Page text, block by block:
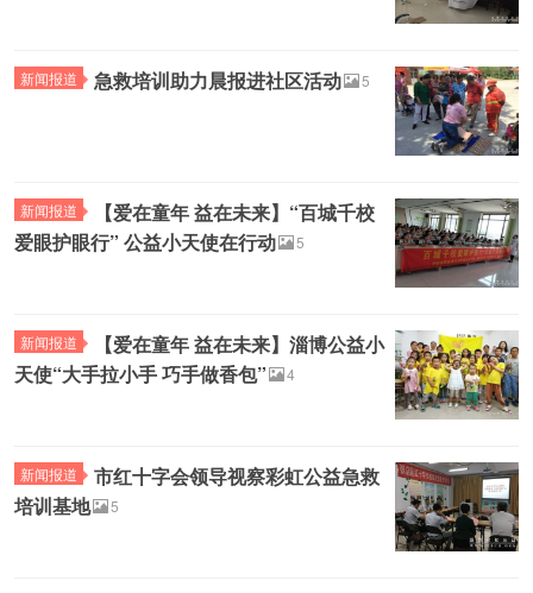
新闻报道 急救培训助力晨报进社区活动 5
新闻报道
【爱在童年 益在未来】“百城千校
爱眼护眼行” 公益小天使在行动
5
新闻报道
【爱在童年 益在未来】淄博公益小
天使“大手拉小手 巧手做香包”
4
新闻报道
市红十字会领导视察彩虹公益急救
培训基地
5